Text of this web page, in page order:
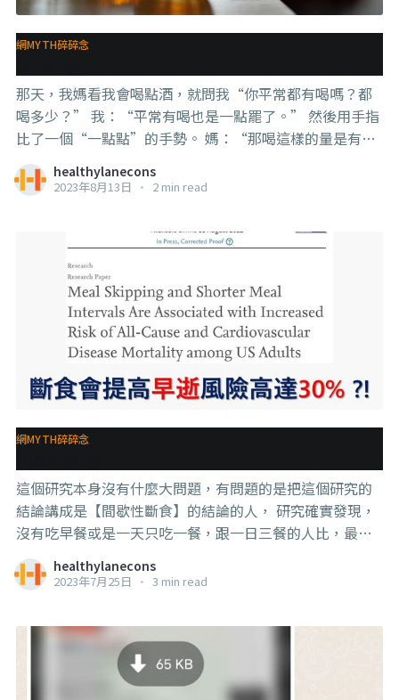
網MYTH碎碎念
那天，我媽看我會喝點酒，就問我“你平常都有喝嗎？都
喝多少？” 我：“平常有喝也是一點罷了。” 然後用手指
比了一個“一點點”的手勢。 媽：“那喝這樣的量是有什
麼好處嗎？”“比如促進循環之類的” 我：“沒有咧，只
是喝來放鬆罷了” . . . eh。。。確實就是這樣，我們確實
就是運動，哪怕還不到運動，只是多走些路，效果都會比
喝酒好， 而且還不會提高肝負擔tim。 . . . 助眠其實也是 #
假象 來的，喝一點確實可以幫助放鬆神經，但是退了之後
會有一種精神回來的感覺， 喝到想睡後的睡眠也是淺眠為
主，身體是沒辦法很好休息到的，尤其是頭腦， 這也是為
什麼大喝一場後就算是直接睡著了，也很早就會醒來。 而
且喝的越多，醒的越快，因為身體會因為代謝酒精會促進
排水，eventually你會被 #尿急 或是宿醉的 #頭痛 叫醒。 .
. . 那既然酒這麼不好，為什麼還是要喝？ 很簡單，
healthylanecons
2023年8月13日 • 2 min read
網MYTH碎碎念
這個研究本身沒有什麼大問題，有問題的是把這個研究的
結論講成是【間歇性斷食】的結論的人， 研究確實發現，
沒有吃早餐或是一天只吃一餐，跟一日三餐的人比，最高
多出30%的早逝風險，其中大部分跟心血管疾病相關。 這
樣看，好像是在講間歇性斷食， 這篇研究雖然是2022年發
國人，那時候間歇性斷食還沒有流行，所以這一個研究主
要探討的並不是間歇性斷食，而是沒有吃早餐或是一天吃
太少的營養不良狀況造成的早逝風險提高。 （也該好他們
用的是2014年的資料，如果是2019年之後的，那些喵喵黨
healthylanecons
2023年7月25日 • 3 min read